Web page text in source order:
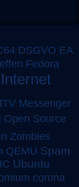
DSGVO EA
Fedora
Internet
Messenger
Open Source
Zombies
QEMU Spam
Ubuntu
corona